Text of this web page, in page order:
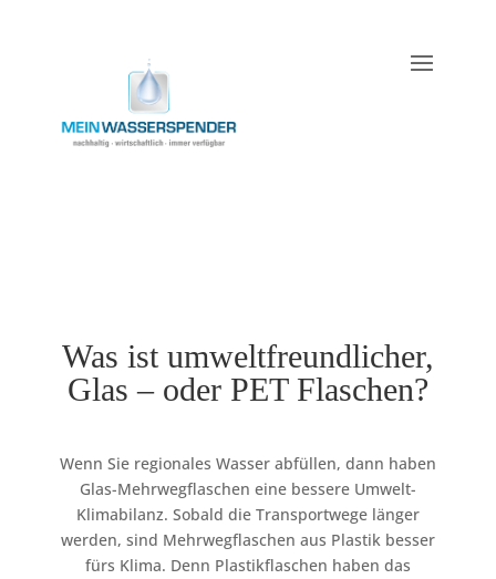
Was ist umweltfreundlicher,
Glas – oder PET Flaschen?
Wenn Sie regionales Wasser abfüllen, dann haben
Glas-Mehrwegflaschen eine bessere Umwelt-
Klimabilanz. Sobald die Transportwege länger
werden, sind Mehrwegflaschen aus Plastik besser
fürs Klima. Denn Plastikflaschen haben das